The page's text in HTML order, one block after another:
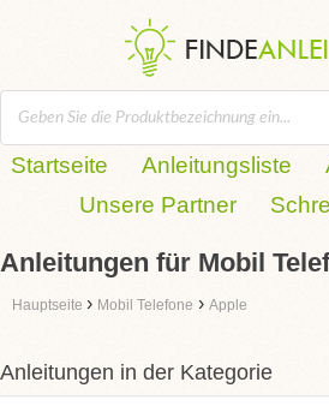
Startseite Anleitungsliste
Unsere Partner
Anleitungen für Mobil
Hauptseite › Mobil Telefone › Apple
Anleitungen in der Kategorie